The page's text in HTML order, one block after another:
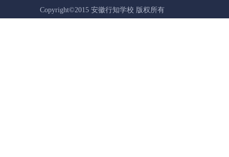
Copyright©2015 安徽行知学校 版权所有